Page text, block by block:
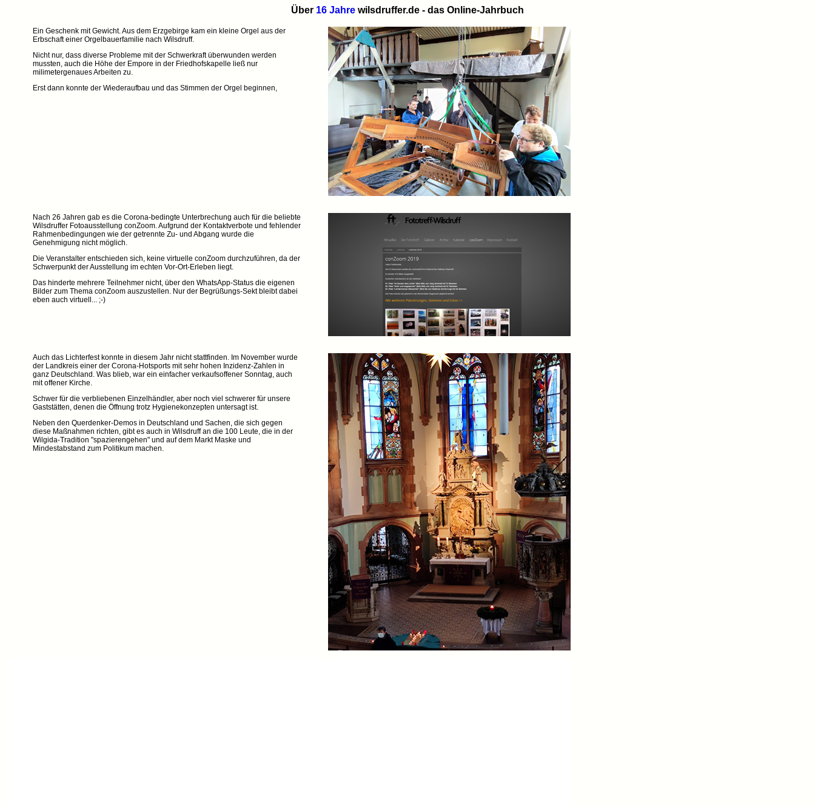
Über 16 Jahre wilsdruffer.de - das Online-Jahrbuch
Ein Geschenk mit Gewicht. Aus dem Erzgebirge kam ein kleine Orgel aus der
Erbschaft einer Orgelbauerfamilie nach Wilsdruff.
Nicht nur, dass diverse Probleme mit der Schwerkraft überwunden werden
mussten, auch die Höhe der Empore in der Friedhofskapelle ließ nur
milimetergenaues Arbeiten zu.
Erst dann konnte der Wiederaufbau und das Stimmen der Orgel beginnen,
Nach 26 Jahren gab es die Corona-bedingte Unterbrechung auch für die beliebte
Wilsdruffer Fotoausstellung conZoom. Aufgrund der Kontaktverbote und fehlender
Rahmenbedingungen wie der getrennte Zu- und Abgang wurde die
Genehmigung nicht möglich.
Die Veranstalter entschieden sich, keine virtuelle conZoom durchzuführen, da der
Schwerpunkt der Ausstellung im echten Vor-Ort-Erleben liegt.
Das hinderte mehrere Teilnehmer nicht, über den WhatsApp-Status die eigenen
Bilder zum Thema conZoom auszustellen. Nur der Begrüßungs-Sekt bleibt dabei
eben auch virtuell... ;-)
Auch das Lichterfest konnte in diesem Jahr nicht stattfinden. Im November wurde
der Landkreis einer der Corona-Hotsports mit sehr hohen Inzidenz-Zahlen in
ganz Deutschland. Was blieb, war ein einfacher verkaufsoffener Sonntag, auch
mit offener Kirche.
Schwer für die verbliebenen Einzelhändler, aber noch viel schwerer für unsere
Gaststätten, denen die Öffnung trotz Hygienekonzepten untersagt ist.
Neben den Querdenker-Demos in Deutschland und Sachen, die sich gegen
diese Maßnahmen richten, gibt es auch in Wilsdruff an die 100 Leute, die in der
Wilgida-Tradition "spazierengehen" und auf dem Markt Maske und
Mindestabstand zum Politikum machen.